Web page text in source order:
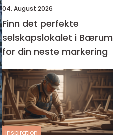
04. August 2026
Finn det perfekte
selskapslokalet i Bærum
for din neste markering
inspiration